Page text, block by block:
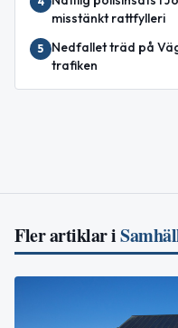
misstänkt rattfylleri
5
Nedfallet träd på
trafiken
Fler artiklar i